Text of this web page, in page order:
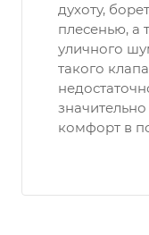
духоту,
плесенью, а
уличного
такого
комфорт в